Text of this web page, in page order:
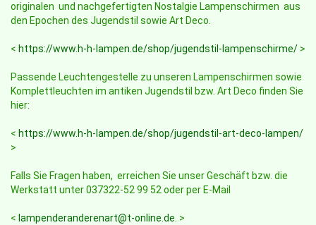
originalen und nachgefertigten Nostalgie Lampenschirmen aus
den Epochen des Jugendstil sowie Art Deco.
< https://www.h-h-lampen.de/shop/jugendstil-lampenschirme/ >
Passende Leuchtengestelle zu unseren Lampenschirmen sowie
Komplettleuchten im antiken Jugendstil bzw. Art Deco finden Sie
hier:
< https://www.h-h-lampen.de/shop/jugendstil-art-deco-lampen/
>
Falls Sie Fragen haben, erreichen Sie unser Geschäft bzw. die
Werkstatt unter 037322-52 99 52 oder per E-Mail
< lampenderanderenart@t-online.de. >